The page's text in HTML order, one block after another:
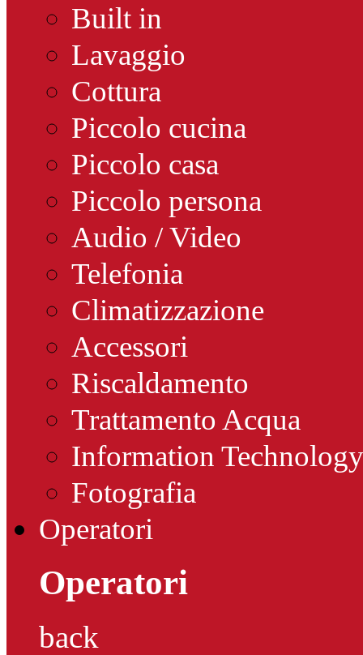
Built in
Lavaggio
Cottura
Piccolo cucina
Piccolo casa
Piccolo persona
Audio / Video
Telefonia
Climatizzazione
Accessori
Riscaldamento
Trattamento Acqua
Information Technology
Fotografia
Operatori
Operatori
back